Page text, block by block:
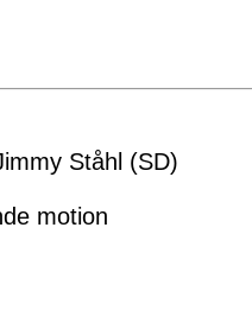
Ståhl (SD)
motion